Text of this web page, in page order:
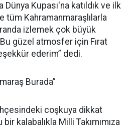
Dünya Kupası'na katıldık ve ilk
tüm Kahramanmaraşlılarla
izlemek çok büyük
güzel atmosfer için Fırat
ederim” dedi.
Burada”
coşkuya dikkat
kalabalıkla Milli Takımımıza